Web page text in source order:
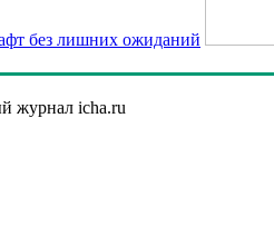
без лишних ожиданий
журнал icha.ru